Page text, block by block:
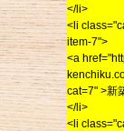
</li>
<li
item-7">
<a
cat=7" >新
</li>
<li